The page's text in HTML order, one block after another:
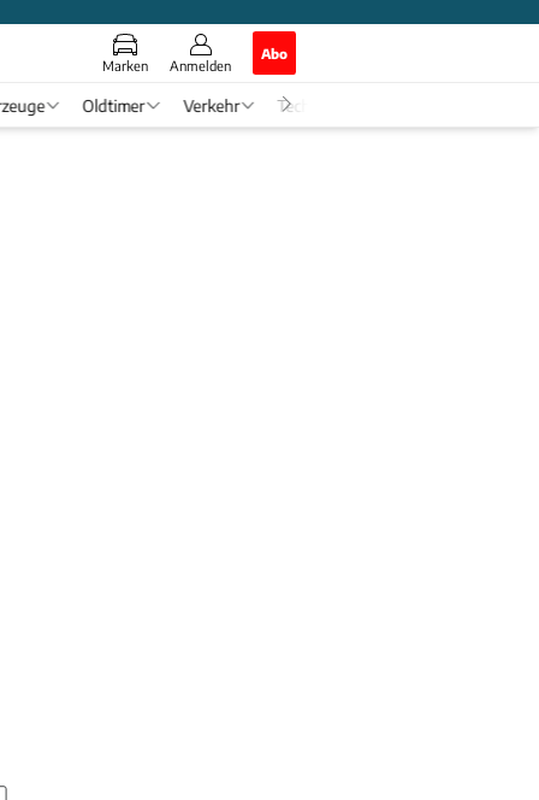
Marken Anmelden
Abo
Oldtimer Verkehr Tech & Zukunft